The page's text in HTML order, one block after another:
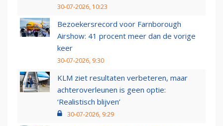
30-07-2026, 10:23
Bezoekersrecord voor Farnborough
Airshow: 41 procent meer dan de vorige
keer
30-07-2026, 9:30
KLM ziet resultaten verbeteren, maar
achteroverleunen is geen optie:
‘Realistisch blijven’
30-07-2026, 9:29